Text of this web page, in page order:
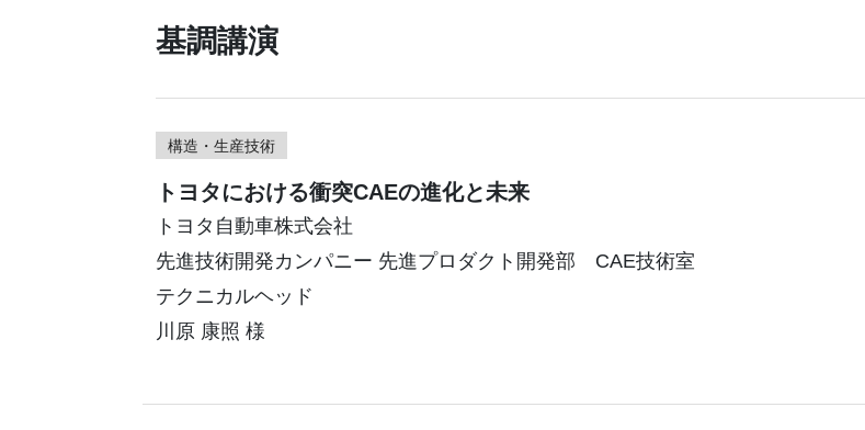
基調講演
構造・生産技術
トヨタにおける衝突CAEの進化と未来
トヨタ自動車株式会社
先進技術開発カンパニー 先進プロダクト開発部 CAE技術室
テクニカルヘッド
川原 康照 様